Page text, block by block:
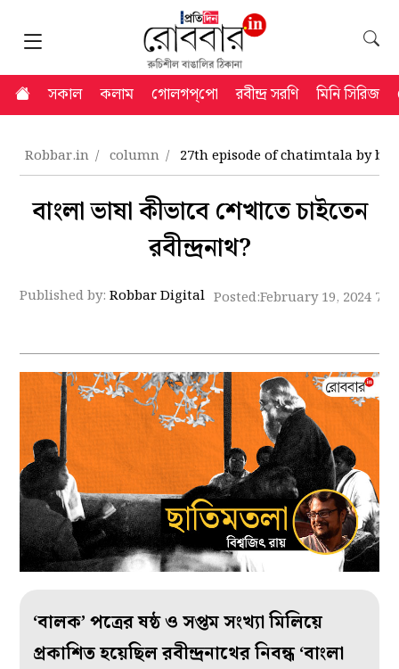
সকাল কলাম গোলগপ্‌পো রবীন্দ্র সরণি মিনি সিরিজ
Robbar.in column 27th episode of chatimtala by
বাংলা ভাষা কীভাবে শেখাতে চাইতেন
রবীন্দ্রনাথ?
Published by:Robbar Digital Posted:February 19, 2024
‘বালক’ পত্রের ষষ্ঠ ওসপ্তমসংখ্যা মিলিয়ে
প্রকাশিত হয়েছিল রবীন্দ্রনাথের নিবন্ধ ‘বাংলা